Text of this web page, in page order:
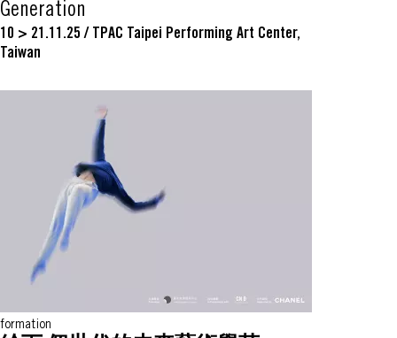
Generation
10 > 21.11.25 / TPAC Taipei Performing Art Center,
Taiwan
formation